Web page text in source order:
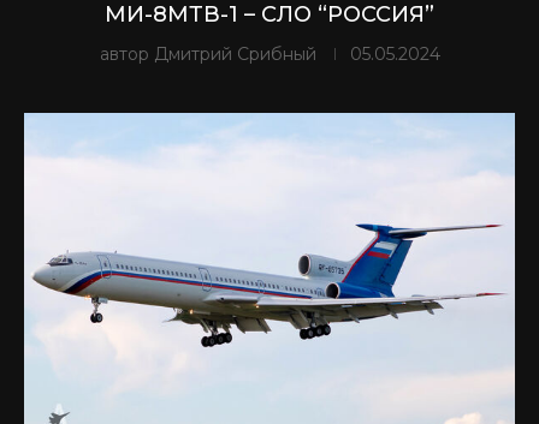
МИ-8МТВ-1 – СЛО “РОССИЯ”
автор Дмитрий Срибный 05.05.2024